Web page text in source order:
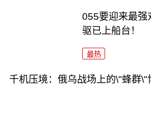
055要迎来最强
驱已上船台！
最热
千机压境：俄乌战场上的\"蜂群\"